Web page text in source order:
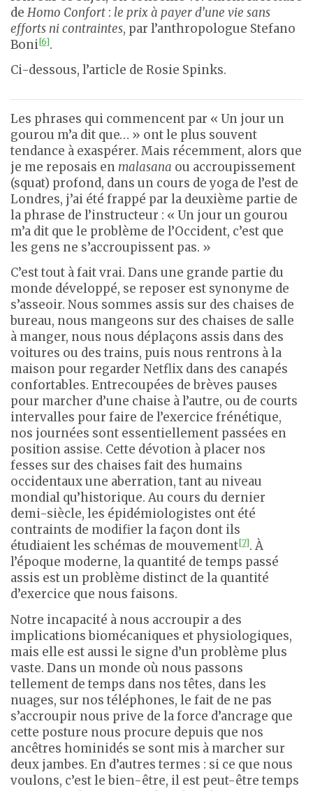
de Homo Confort : le prix à payer d’une vie sans
efforts ni contraintes, par l’anthropologue Stefano
Boni[6].
Ci-dessous, l’article de Rosie Spinks.
Les phrases qui commencent par « Un jour un
gourou m’a dit que… » ont le plus souvent
tendance à exaspérer. Mais récemment, alors que
je me reposais en malasana ou accroupissement
(squat) profond, dans un cours de yoga de l’est de
Londres, j’ai été frappé par la deuxième partie de
la phrase de l’instructeur : « Un jour un gourou
m’a dit que le problème de l’Occident, c’est que
les gens ne s’accroupissent pas. »
C’est tout à fait vrai. Dans une grande partie du
monde développé, se reposer est synonyme de
s’asseoir. Nous sommes assis sur des chaises de
bureau, nous mangeons sur des chaises de salle
à manger, nous nous déplaçons assis dans des
voitures ou des trains, puis nous rentrons à la
maison pour regarder Netflix dans des canapés
confortables. Entrecoupées de brèves pauses
pour marcher d’une chaise à l’autre, ou de courts
intervalles pour faire de l’exercice frénétique,
nos journées sont essentiellement passées en
position assise. Cette dévotion à placer nos
fesses sur des chaises fait des humains
occidentaux une aberration, tant au niveau
mondial qu’historique. Au cours du dernier
demi-siècle, les épidémiologistes ont été
contraints de modifier la façon dont ils
étudiaient les schémas de mouvement[7]. À
l’époque moderne, la quantité de temps passé
assis est un problème distinct de la quantité
d’exercice que nous faisons.
Notre incapacité à nous accroupir a des
implications biomécaniques et physiologiques,
mais elle est aussi le signe d’un problème plus
vaste. Dans un monde où nous passons
tellement de temps dans nos têtes, dans les
nuages, sur nos téléphones, le fait de ne pas
s’accroupir nous prive de la force d’ancrage que
cette posture nous procure depuis que nos
ancêtres hominidés se sont mis à marcher sur
deux jambes. En d’autres termes : si ce que nous
voulons, c’est le bien-être, il est peut-être temps